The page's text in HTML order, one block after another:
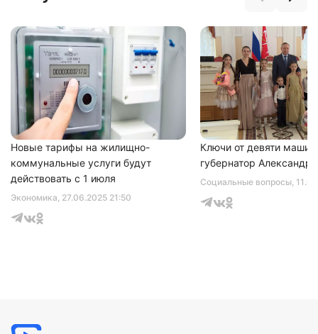
Экономика, 27.06.2025 21:50
Новые тарифы на жилищно-
коммунальные услуги будут
действовать с 1 июля
Социальные вопросы,
Ключи от девяти машин
губернатор Александр
Нажимая на кнопку "Отправить" вы
соглашаетесь с политикой конфиденциальности